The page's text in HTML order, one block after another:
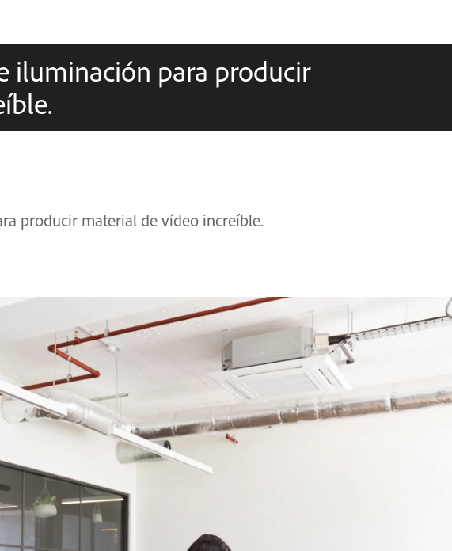
iluminación para producir
producir material de vídeo increíble.